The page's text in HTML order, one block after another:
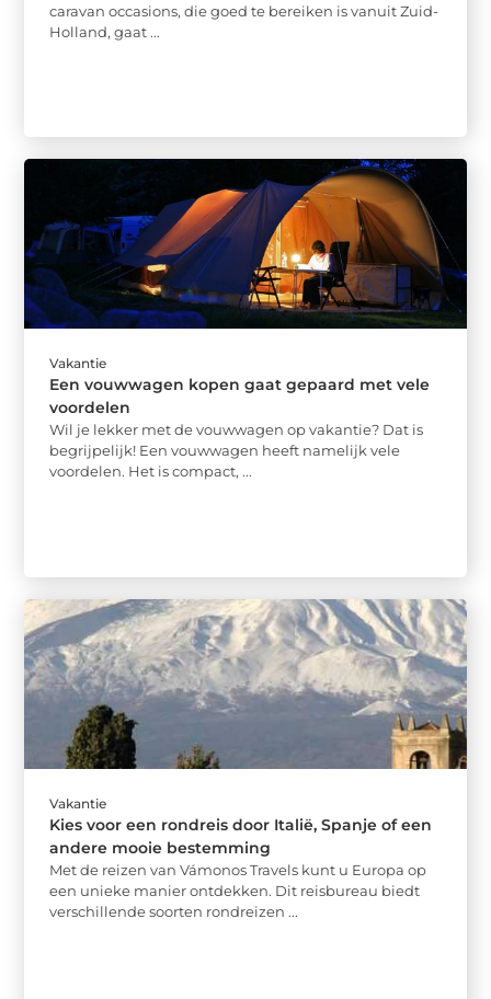
caravan occasions, die goed te bereiken is vanuit Zuid-
Holland, gaat ...
Vakantie
Een vouwwagen kopen gaat gepaard met vele
voordelen
Wil je lekker met de vouwwagen op vakantie? Dat is
begrijpelijk! Een vouwwagen heeft namelijk vele
voordelen. Het is compact, ...
Vakantie
Kies voor een rondreis door Italië, Spanje of een
andere mooie bestemming
Met de reizen van Vámonos Travels kunt u Europa op
een unieke manier ontdekken. Dit reisbureau biedt
verschillende soorten rondreizen ...